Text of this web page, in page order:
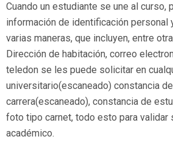
Cuando un estudiante se une al curso,
información de identificación personal
varias maneras, que incluyen, entre
Dirección de habitación, correo
teledon se les puede solicitar en
universitario(escaneado) constancia
carrera(escaneado), constancia de
foto tipo carnet, todo esto para validar
académico.